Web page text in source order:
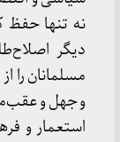
نه تنها حفظ
دیگر
مسلمانان را
و جهل و
استعمار و